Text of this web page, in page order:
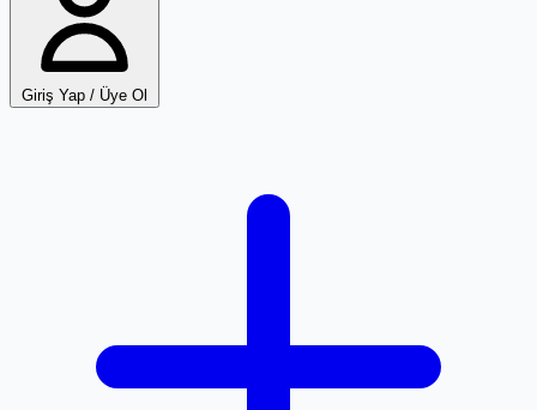
Giriş Yap / Üye Ol